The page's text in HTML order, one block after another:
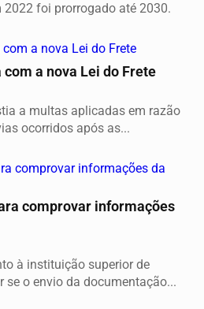
2022 foi prorrogado até 2030.
com a nova Lei do Frete
a multas aplicadas em razão
ocorridos após as...
comprovar informações
à instituição superior de
se o envio da documentação...